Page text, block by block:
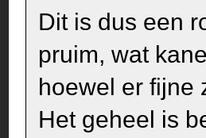
Dit is dus een
pruim, wat
hoewel er fijne
Het geheel is